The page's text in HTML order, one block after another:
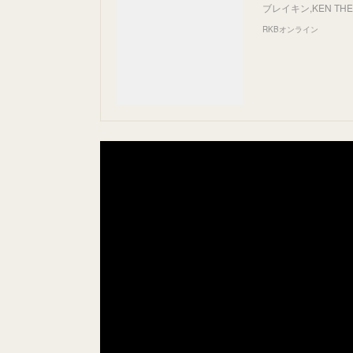
ブレイキン,KEN
RKBオンライン